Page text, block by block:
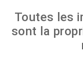
Toutes les
sont la